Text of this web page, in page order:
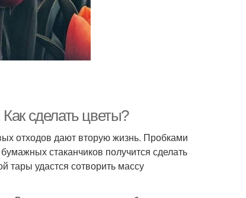
сделать цветы?
отходов дают вторую жизнь. Пробками
стаканчиков получится сделать
тары удастся сотворить массу